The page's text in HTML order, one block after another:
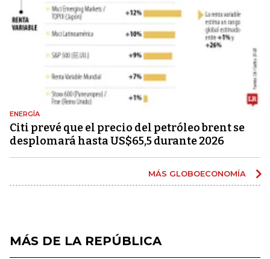
ENERGÍA
Citi prevé que el precio del petróleo brent se
desplomará hasta US$65,5 durante 2026
MÁS GLOBOECONOMÍA
MÁS DE LA REPÚBLICA